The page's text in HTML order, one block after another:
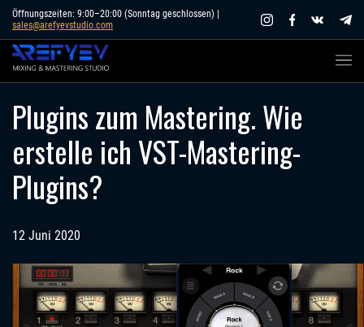
Skip
content
Öffnungszeiten: 9:00–20:00 (Sonntag geschlossen) |
sales@arefyevstudio.com
Plugins zum Mastering. Wie
erstelle ich VST-Mastering-
Plugins?
12 Juni 2020